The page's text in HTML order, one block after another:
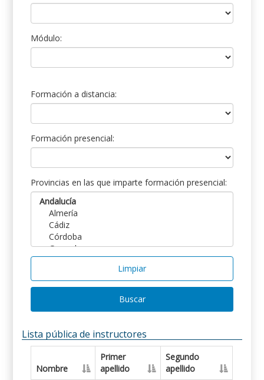
Módulo:
Formación a distancia:
Formación presencial:
Provincias en las que imparte formación presencial:
Limpiar
Buscar
Lista pública de instructores
Nombre
Primer
apellido
Segundo
apellido